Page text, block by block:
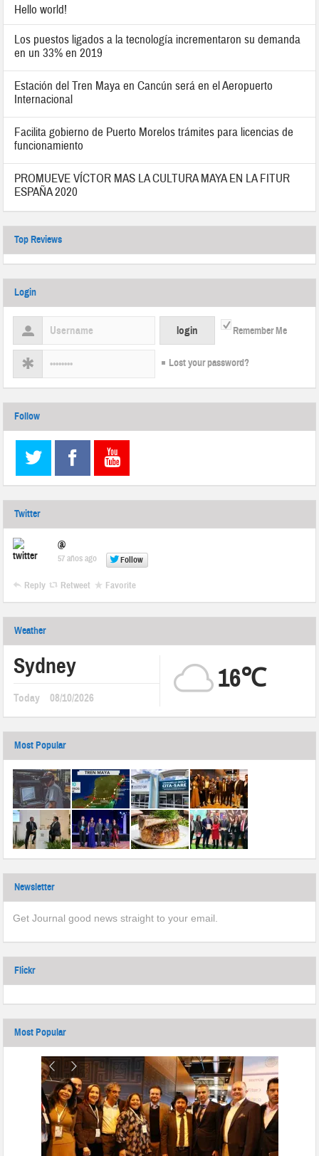
Hello world!
Los puestos ligados a la tecnología incrementaron su demanda
en un 33% en 2019
Estación del Tren Maya en Cancún será en el Aeropuerto
Internacional
Facilita gobierno de Puerto Morelos trámites para licencias de
funcionamiento
PROMUEVE VÍCTOR MAS LA CULTURA MAYA EN LA FITUR
ESPAÑA 2020
Top Reviews
Login
Remember Me
Lost your password?
Follow
Twitter
@
57 años ago Follow
Reply Retweet Favorite
Weather
Sydney
Today 08/10/2026
16℃
Most Popular
Newsletter
Get Journal good news straight to your email.
Flickr
Most Popular